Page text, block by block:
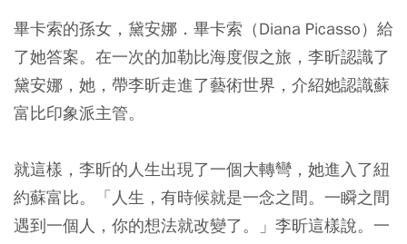
畢卡索的孫女，黛安娜．畢卡索（Diana Picasso）給
了她答案。在一次的加勒比海度假之旅，李昕認識了
黛安娜，她，帶李昕走進了藝術世界，介紹她認識蘇
富比印象派主管。
就這樣，李昕的人生出現了一個大轉彎，她進入了紐
約蘇富比。「人生，有時候就是一念之間。一瞬之間
遇到一個人，你的想法就改變了。」李昕這樣說。一